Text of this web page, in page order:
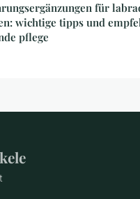
für
wichtige tipps und
pflege